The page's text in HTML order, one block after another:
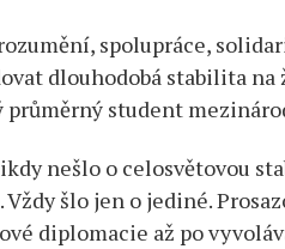
spolupráce,
dlouhodobá stabilita
průměrný student
nešlo o celosvětovou
Vždy šlo jen o jediné.
diplomacie až po